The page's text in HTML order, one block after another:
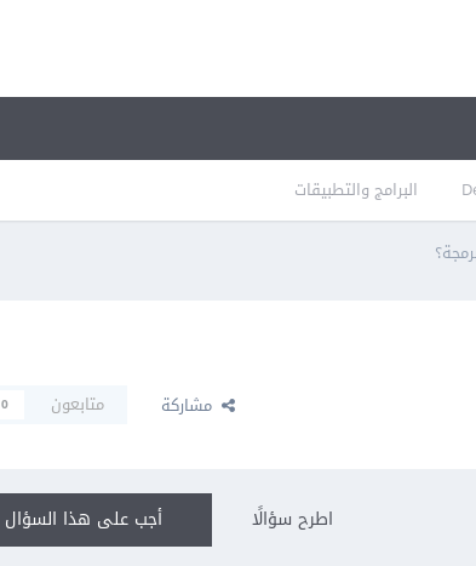
البرامج والتطبيقات
مشاركة متابعون 0
أجب على هذا السؤال اطرح سؤالًا